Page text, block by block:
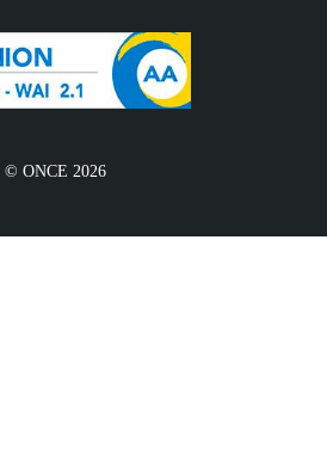
© ONCE 2026